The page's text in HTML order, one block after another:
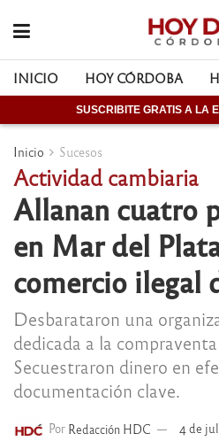
INICIO HOY CÓRDOBA
SUSCRIBITE GRATIS A LA
Inicio Sucesos
Actividad cambiaria
Allanan cuatro
en Mar del
comercio ilegal
Desbarataron una
dedicada a la
Secuestraron dinero en
documentación clave.
Por Redacción HDC 4 de